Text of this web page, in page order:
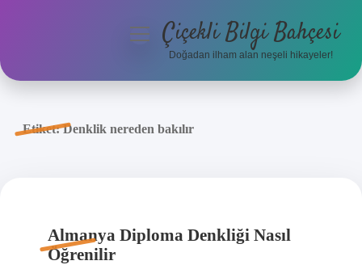
Anasayfa
menüyüÇiçekli Bilgi Bahçesi
Doğadan ilham alan neşeli hikayeler!
Etiket:Denklik nereden bakılır
Almanya Diploma Denkliği Nasıl
Öğrenilir